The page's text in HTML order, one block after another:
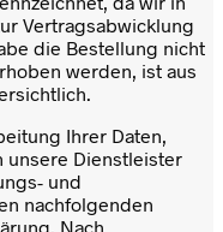
Vertragsabwicklung
die Bestellung nicht
werden, ist aus
Ihrer Daten,
unsere Dienstleister
und
nachfolgenden
Nach